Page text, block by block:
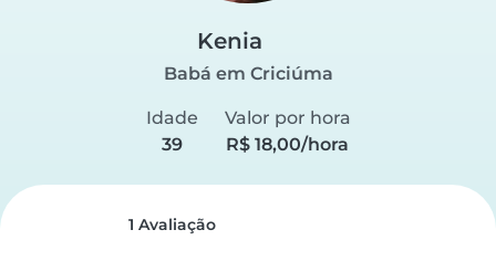
Kenia
Babá em Criciúma
Idade
39
Valor por hora
R$ 18,00/hora
1 Avaliação